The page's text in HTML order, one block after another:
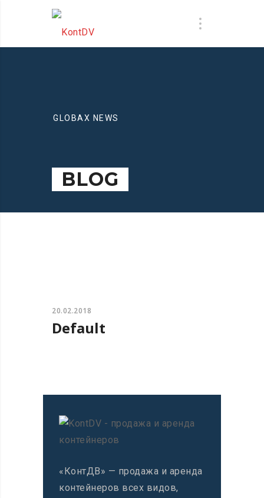
GLOBAX NEWS
BLOG
20.02.2018
Default
«КонтДВ» — продажа и аренда
контейнеров всех видов,